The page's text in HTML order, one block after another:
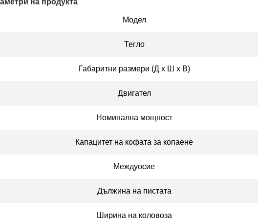
на продукта
Модел
Тегло
Габаритни размери (Д x Ш x В)
Двигател
Номинална мощност
Капацитет на кофата за копаене
Междуосие
Дължина на пистата
Ширина на коловоза